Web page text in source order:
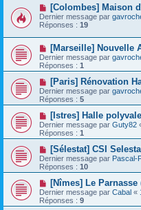
[Colombes] Maison
Dernier message par
Réponses : 19
[Marseille] Nouvelle
Dernier message par
Réponses : 1
[Paris] Rénovation
Dernier message par
Réponses : 5
[Istres] Halle
Dernier message par Guty82
Réponses : 1
[Sélestat] CSI
Dernier message par Pascal-
Réponses : 10
[Nîmes] Le Parnasse
Dernier message par Cabal «
Réponses : 9